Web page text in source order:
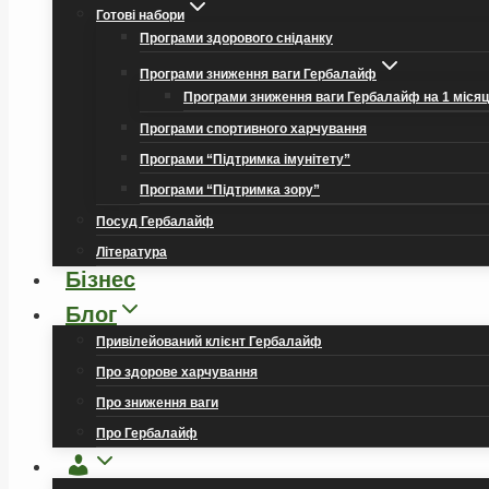
Готові набори
Програми здорового сніданку
Програми зниження ваги Гербалайф
Програми зниження ваги Гербалайф на 1
Програми спортивного харчування
Програми “Підтримка імунітету”
Програми “Підтримка зору”
Посуд Гербалайф
Література
Бізнес
Блог
Привілейований клієнт Гербалайф
Про здорове харчування
Про зниження ваги
Про Гербалайф
Обліковий
запис